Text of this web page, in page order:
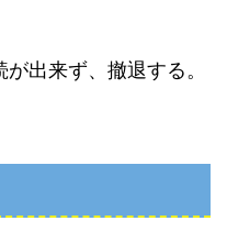
出来ず、撤退する。